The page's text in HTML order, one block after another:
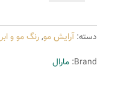
سری
طلایی
شماره
دسته:آرایش مو,رنگ مو و
Brand: مارال